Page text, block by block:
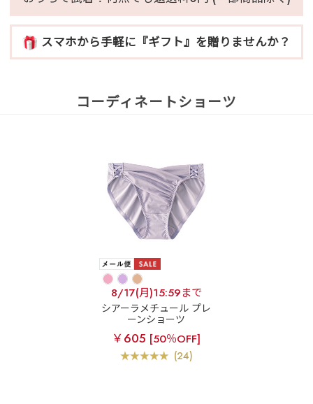
スマホから手軽に『ギフト』を贈りませんか？
コーディネートショーツ
8/17(月)15:59まで
シアーラメチュール プレ
ーンショーツ
￥605 [50％OFF]
(24)